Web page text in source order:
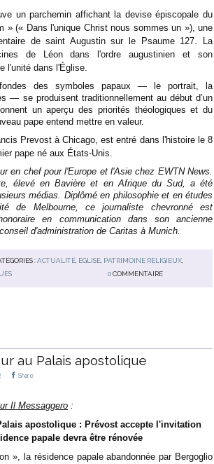
un parchemin affichant la devise épiscopale du
» (« Dans l'unique Christ nous sommes un »), une
de saint Augustin sur le Psaume 127. La
de Léon dans l'ordre augustinien et son
l'unité dans l'Église.
des symboles papaux — le portrait, la
— se produisent traditionnellement au début d’un
un aperçu des priorités théologiques et du
pape entend mettre en valeur.
Prevost à Chicago, est entré dans l'histoire le 8
pape né aux États-Unis.
en chef pour l'Europe et l'Asie chez EWTN News.
élevé en Bavière et en Afrique du Sud, a été
médias. Diplômé en philosophie et en études
de Melbourne, ce journaliste chevronné est
en communication dans son ancienne
d'administration de Caritas à Munich.
:ACTUALITÉ, EGLISE, PATRIMOINE RELIGIEUX,
0 COMMENTAIRE
au Palais apostolique
Share
Il Messaggero :
apostolique : Prévost accepte l'invitation
papale devra être rénovée
», la résidence papale abandonnée par Bergoglio